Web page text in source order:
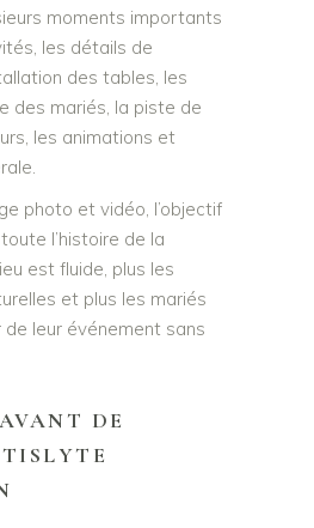
moments importants
les détails de
des tables, les
des mariés, la piste de
les animations et
photo et vidéo, l’objectif
l’histoire de la
est fluide, plus les
et plus les mariés
leur événement sans
DE
TISLYTE